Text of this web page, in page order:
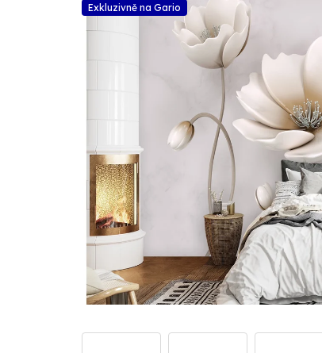
Exkluzivně na Gario